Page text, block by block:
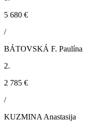
5 680 €
/
BÁTOVSKÁ F. Paulína
2.
2 785 €
/
KUZMINA Anastasija